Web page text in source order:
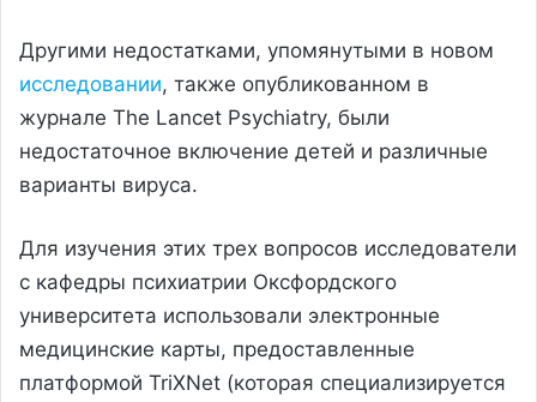
Другими недостатками, упомянутыми в новом
исследовании, также опубликованном в
журнале The Lancet Psychiatry, были
недостаточное включение детей и различные
варианты вируса.
Для изучения этих трех вопросов исследователи
с кафедры психиатрии Оксфордского
университета использовали электронные
медицинские карты, предоставленные
платформой TriXNet (которая специализируется